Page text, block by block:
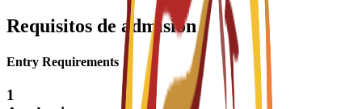
Requisitos de admisión
Entry Requirements
1